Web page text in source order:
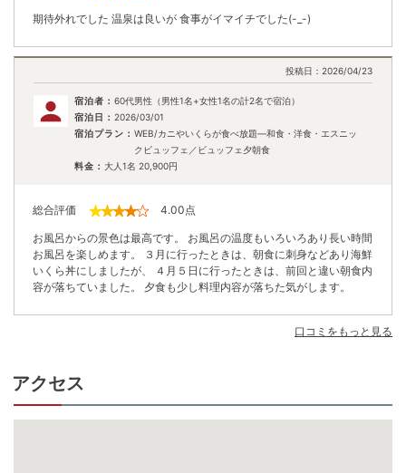
期待外れでした 温泉は良いが 食事がイマイチでした(-_-)
投稿日： 2026/04/23
宿泊者： 60代男性（男性1名+女性1名の計2名で宿泊）
宿泊日： 2026/03/01
宿泊プラン： WEB/カニやいくらが食べ放題―和食・洋食・エスニッ
クビュッフェ／ビュッフェ夕朝食
料金： 大人1名 20,900円
総合評価 4.00点
お風呂からの景色は最高です。 お風呂の温度もいろいろあり長い時間
お風呂を楽しめます。 ３月に行ったときは、朝食に刺身などあり海鮮
いくら丼にしましたが、 ４月５日に行ったときは、前回と違い朝食内
容が落ちていました。 夕食も少し料理内容が落ちた気がします。
口コミをもっと見る
アクセス